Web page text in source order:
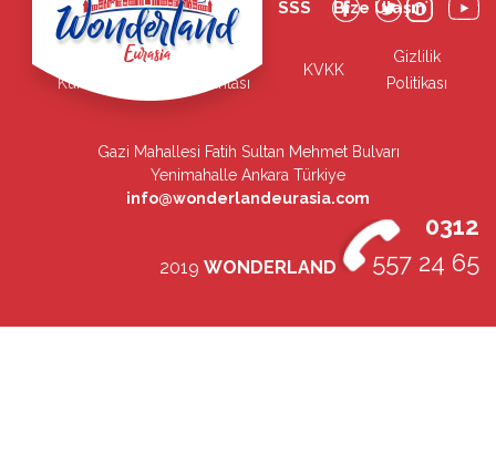
0312
557 24 65
Wonderland WCard SSS Bize Ulaşın
Kuralları
Haritası
KVKK
Gizlilik
Politikası
Gazi Mahallesi Fatih Sultan Mehmet Bulvarı
Yenimahalle Ankara Türkiye
info@wonderlandeurasia.com
2019 WONDERLAND